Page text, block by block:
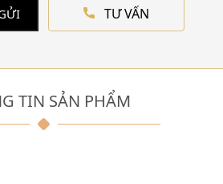
TƯ VẤN
TIN SẢN PHẨM